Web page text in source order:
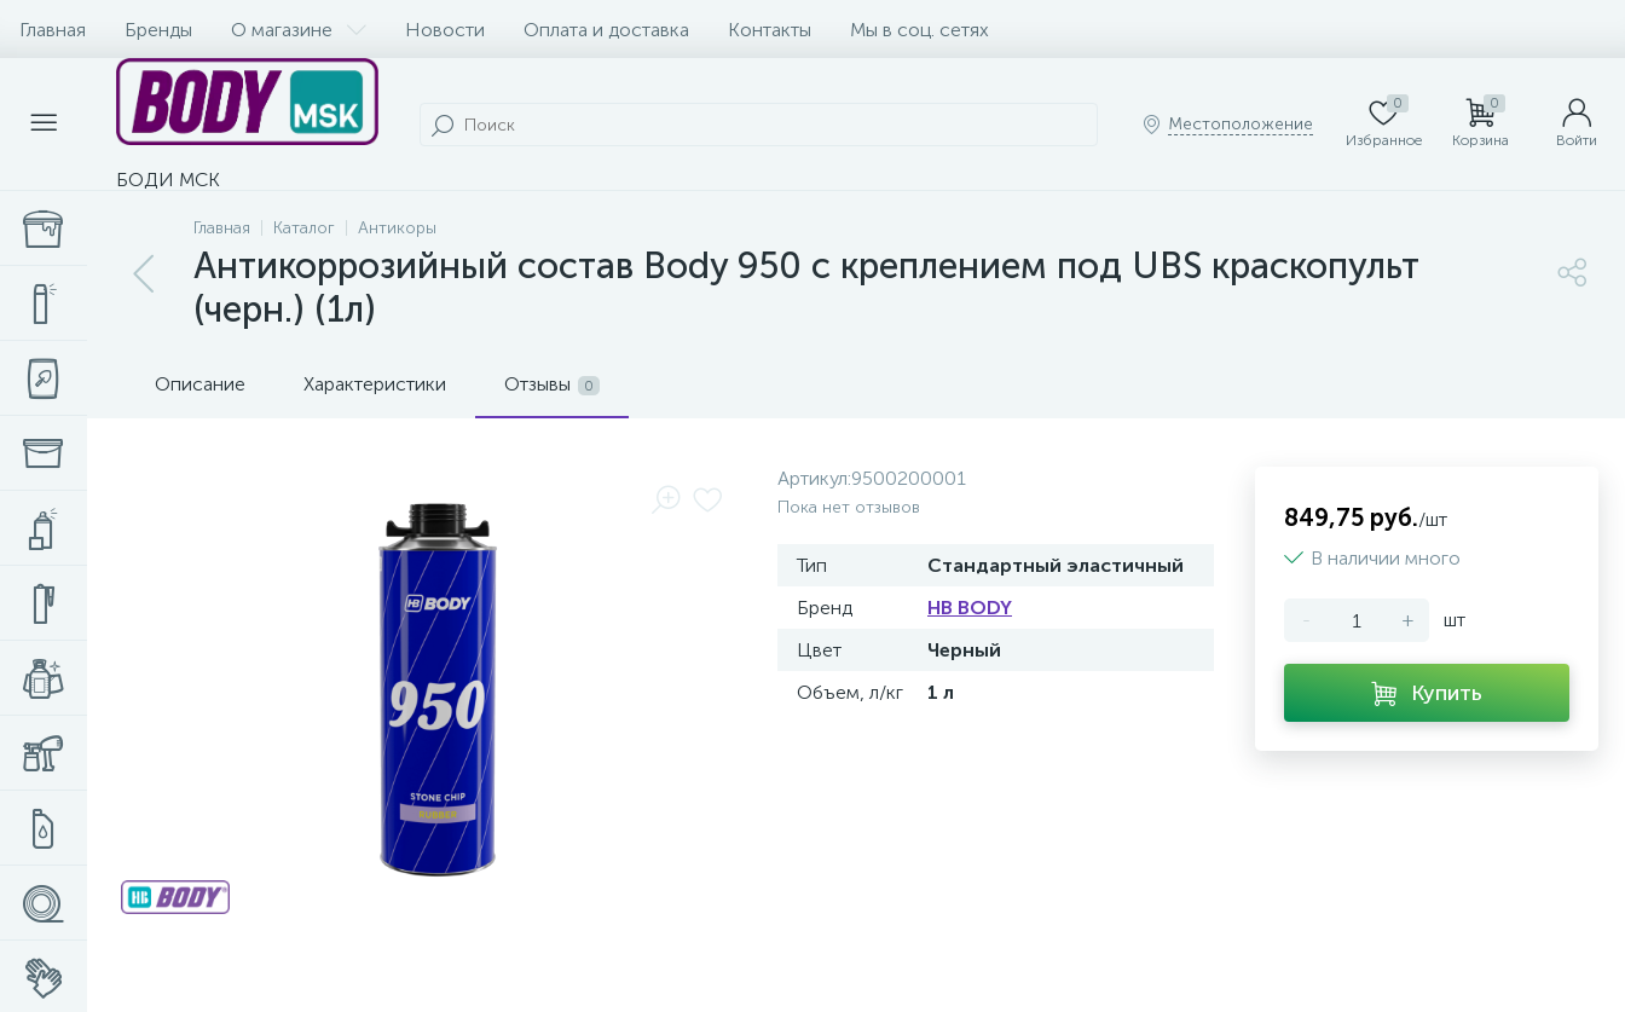
Главная Бренды О магазине Новости Оплата и доставка Контакты Мы в соц. сетях
БОДИ МСК
Местоположение
0
Избранное
0
Корзина Войти
Главная Каталог Антикоры
Антикоррозийный состав Body 950 с креплением под UBS краскопульт
(черн.) (1л)
Описание Характеристики Отзывы 0
Артикул:9500200001
Пока нет отзывов
Тип
Стандартный эластичный
Бренд
HB BODY
Цвет
Черный
Объем, л/кг
1 л
849,75 руб./шт
В наличии много
- + шт
Купить